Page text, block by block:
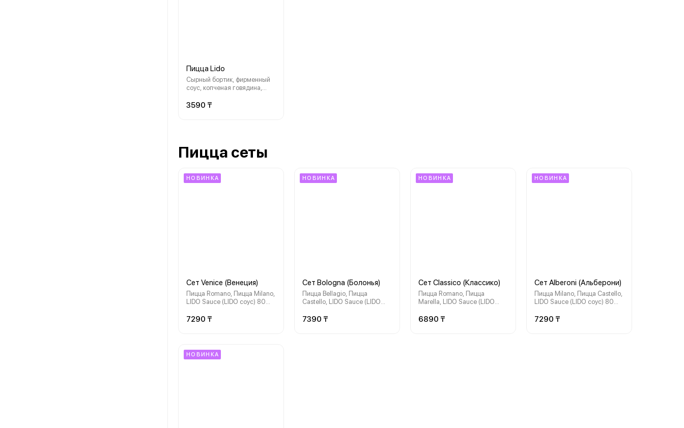
Пицца Lido
Сырный бортик, фирменный
соус, копченая говядина,
куриный рулет халал,
3590 ₸
Пицца сеты
НОВИНКА
Сет Venice (Венеция)
Пицца Romano, Пицца Milano,
LIDO Sauce (LIDO соус) 80
7290 ₸
НОВИНКА
Сет Bologna (Болонья)
Пицца Bellagio, Пицца
Castello, LIDO Sauce (LIDO
доставка
7390 ₸
НОВИНКА
Сет Classico (Классико)
Пицца Romano, Пицца
Marella, LIDO Sauce (LIDO
доставка
6890 ₸
НОВИНКА
Сет Alberoni (Альберони)
Пицца Milano, Пицца Castello,
LIDO Sauce (LIDO соус) 80
7290 ₸
НОВИНКА